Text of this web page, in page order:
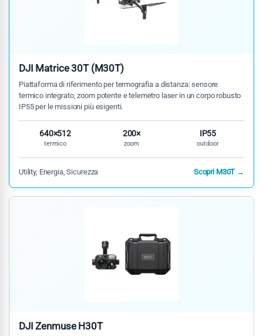
DJI Matrice 30T (M30T)
Piattaforma di riferimento per termografia a distanza: sensore
termico integrato, zoom potente e telemetro laser in un corpo robusto
IP55 per le missioni più esigenti.
640×512
termico
200×
zoom
IP55
outdoor
Utility, Energia, Sicurezza Scopri M30T →
DJI Zenmuse H30T